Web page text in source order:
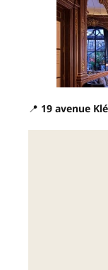
📍 19 avenue